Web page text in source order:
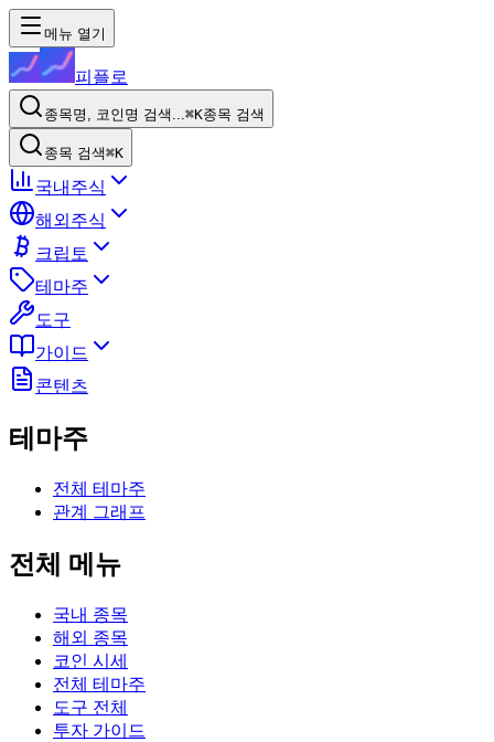
메뉴 열기
피플로
종목명, 코인명 검색...⌘K종목 검색
종목 검색⌘K
국내주식
해외주식
크립토
테마주
도구
가이드
콘텐츠
테마주
전체 테마주
관계 그래프
전체 메뉴
국내 종목
해외 종목
코인 시세
전체 테마주
도구 전체
투자 가이드